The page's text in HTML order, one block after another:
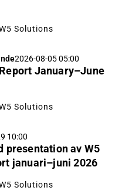
W5 Solutions
2026-08-05 05:00
January–June
W5 Solutions
10:00
presentation av W5
januari–juni 2026
W5 Solutions